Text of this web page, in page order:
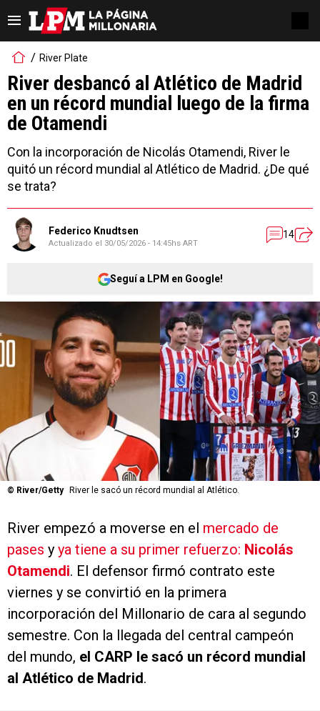
River Plate
River desbancó al Atlético de Madrid
en un récord mundial luego de la firma
de Otamendi
Con la incorporación de Nicolás Otamendi, River le
quitó un récord mundial al Atlético de Madrid. ¿De qué
se trata?
Federico Knudtsen
Actualizado el 30/05/2026 - 14:45hs ART
14
Seguí a LPM en Google!
© River/Getty River le sacó un récord mundial al Atlético.
River empezó a moverse en el mercado de
pases y ya tiene a su primer refuerzo: Nicolás
Otamendi. El defensor firmó contrato este
viernes y se convirtió en la primera
incorporación del Millonario de cara al segundo
semestre. Con la llegada del central campeón
del mundo, el CARP le sacó un récord mundial
al Atlético de Madrid.